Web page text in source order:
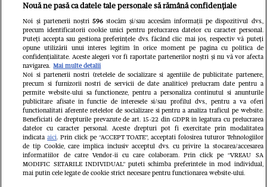
deschizi ochii atunci când te trezești
dimineața.' – Carl Sandburg
„Îmi reamintesc în fiecare dimineață: nimic
din ce voi spune azi nu mă va învăța nimic.
Așa că dacă vreau să învăț ceva, va trebui s-o
fac ascultând.' – Larry King
„Cea mai mare aventură este să-ți trăiești
viața visurilor tale.' – Oprah Winfrey
Nouă ne pasă ca datele tale personale să rămână confidențiale
Noi și partenerii noștri 596stocăm și/sau accesăm informații pe dispozitivul dvs.,
precum identificatorii cookie unici pentru prelucrarea datelor cu caracter personal.
Puteți accepta sau gestiona preferințele dvs. făcând clic mai jos, respectiv vă puteți
opune utilizării unui interes legitim în orice moment pe pagina cu politica de
confidențialitate. Aceste alegeri vor fi raportate partenerilor noștri și nu vă vor afecta
navigarea. Mai multe detalii
Noi si partenerii nostri (retelele de socializare si agentiile de publicitate partenere,
precum si furnizorii nostri de servicii de date analitice) prelucram date pentru a
permite website-ului sa functioneze, pentru a personaliza continutul si anunturile
publicitare afisate in functie de interesele si/sau profilul dvs., pentru a va oferi
functionalitati aferente retelelor de socializare si pentru a analiza traficul pe website.
Beneficiati de drepturile prevazute de art. 15-22 din GDPR in legatura cu prelucrarea
datelor cu caracter personal. Aceste drepturi pot fi exercitate prin modalitatea
indicataaici. Prin click pe “ACCEPT TOATE”, acceptati folosirea tuturor Tehnologiilor
de tip Cookie, care implica inclusiv acceptul dvs. cu privire la stocarea/accesarea
informatiilor de catre Vendor-ii cu care colaboram. Prin click pe “VREAU SA
MODIFIC SETARILE INDIVIDUAL” puteti schimba preferintele in mod individual,
mai putin cele legate de cookie strict necesare pentru functionarea website-ului.